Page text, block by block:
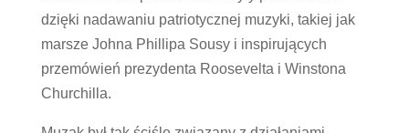
dzięki nadawaniu patriotycznej muzyki, takiej jak
marsze Johna Phillipa Sousy i inspirujących
przemówień prezydenta Roosevelta i Winstona
Churchilla.